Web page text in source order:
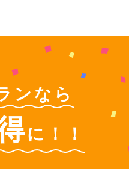
ンなら
に！！